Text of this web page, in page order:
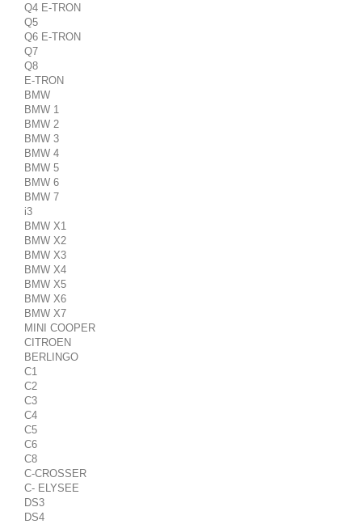
Q4 E-TRON
Q5
Q6 E-TRON
Q7
Q8
E-TRON
BMW
BMW 1
BMW 2
BMW 3
BMW 4
BMW 5
BMW 6
BMW 7
i3
BMW X1
BMW X2
BMW X3
BMW X4
BMW X5
BMW X6
BMW X7
MINI COOPER
CITROEN
BERLINGO
C1
C2
C3
C4
C5
C6
C8
C-CROSSER
C- ELYSEE
DS3
DS4